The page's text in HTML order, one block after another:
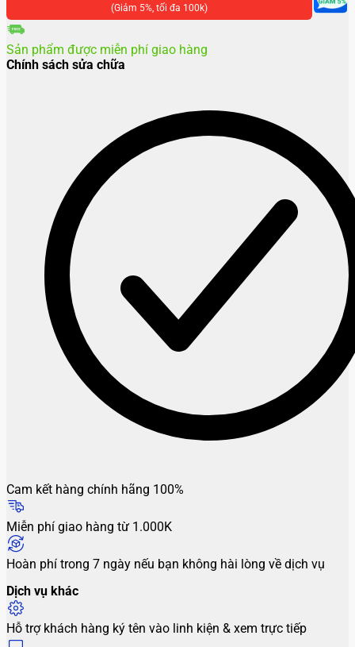
Fe
lượng
(Giảm 5%, tối đa 100k)
Sản phẩm được miễn phí giao hàng
Chính sách sửa chữa
Cam kết hàng chính hãng 100%
Miễn phí giao hàng từ 1.000K
Hoàn phí trong 7 ngày nếu bạn không hài lòng về dịch vụ
Dịch vụ khác
Hỗ trợ khách hàng ký tên vào linh kiện & xem trực tiếp